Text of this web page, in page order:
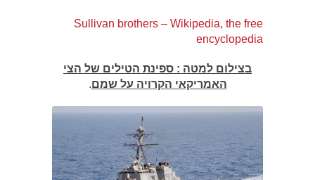
Sullivan brothers – Wikipedia, the free
encyclopedia
בצילום למטה : ספינת הטילים של הצי
האמריקאי הקרויה על שמם.